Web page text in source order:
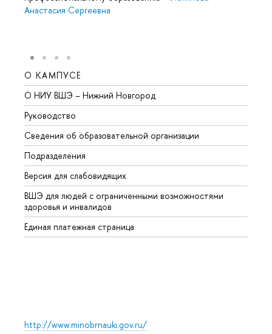
Анастасия Сергеевна
О КАМПУСЕ
О НИУ ВШЭ – Нижний Новгород
Руководство
Сведения об образовательной организации
Подразделения
Версия для слабовидящих
ВШЭ для людей с ограниченными возможностями
здоровья и инвалидов
Единая платежная страница
http://www.minobrnauki.gov.ru/